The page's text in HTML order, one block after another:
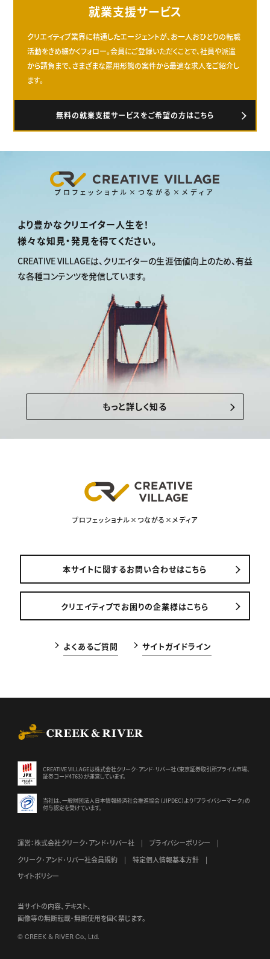
就業支援サービス
クリエイティブ業界に精通したエージェントが、お一人おひとりの転職
活動をきめ細かくフォロー。会員にご登録いただくことで、社員や派遣
から請負まで、さまざまな雇用形態の案件から最適な求人をご紹介し
ます。
無料の就業支援サービスをご希望の方はこちら
プロフェッショナル×つながる×メディア
より豊かなクリエイター人生を！
様々な知見・発見を得てください。
CREATIVE VILLAGEは、 クリエイターの生涯価値向上のため、有益
な各種コンテンツを発信しています。
もっと詳しく知る
プロフェッショナル×つながる×メディア
本サイトに関するお問い合わせはこちら
クリエイティブでお困りの企業様はこちら
よくあるご質問 サイトガイドライン
CREATIVE VILLAGEは株式会社クリーク･アンド･リバー社（東京証券取引所プライム市場、
証券コード4763）が運営しています。
当社は、一般財団法人日本情報経済社会推進協会（JIPDEC）より 「プライバシーマーク」の
付与認定を受けています。
運営：株式会社クリーク･アンド･リバー社
プライバシーポリシー
クリーク･アンド･リバー社会員規約
特定個人情報基本方針
サイトポリシー
当サイトの内容、テキスト、
画像等の無断転載・無断使用を固く禁じます。
© CREEK & RIVER Co., Ltd.